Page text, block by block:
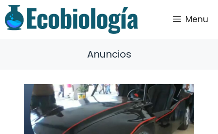
Saltar
al
contenido
Menu
Anuncios